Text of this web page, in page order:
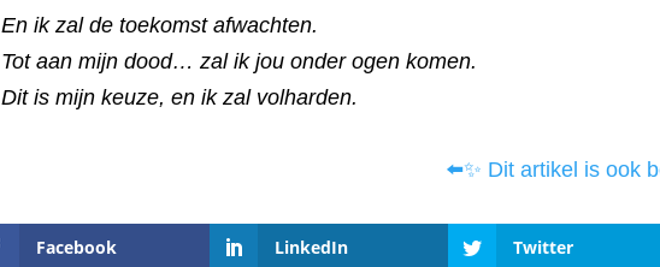
En ik zal de toekomst afwachten.
Tot aan mijn dood… zal ik jou onder ogen komen.
Dit is mijn keuze, en ik zal volharden.
⬅️✨ Dit artikel is ook
Facebook LinkedIn Twitter